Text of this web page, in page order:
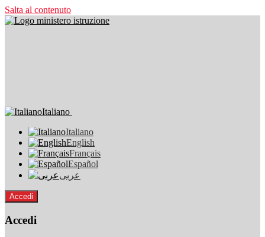
Salta al contenuto
Italiano
Italiano
English
Français
Español
عربى
Accedi
Accedi